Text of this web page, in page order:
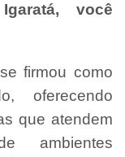
você
se firmou como
oferecendo
que atendem
ambientes